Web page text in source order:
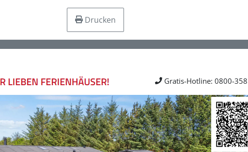
Drucken
Gratis-Hotline: 0800-